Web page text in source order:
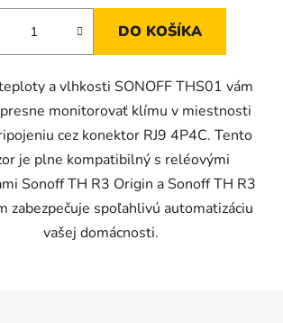
DO KOŠÍKA
a vlhkosti SONOFF THS01 vám
monitorovať klímu v miestnosti
cez konektor RJ9 4P4C. Tento
je plne kompatibilný s reléovými
Sonoff TH R3 Origin a Sonoff TH R3
zabezpečuje spoľahlivú automatizáciu
vašej domácnosti.